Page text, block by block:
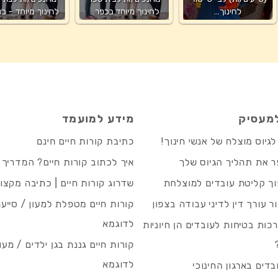
לחינוך מיוחד –
לחינוך מיוחד בכפר…
לחינוך…
מוצלח של אנשי חינוך!
את תהליך הגיוס שלך
קליטת עובדים למוצלחת
עורך דין לדיני עבודה בצפון
בטיחות לעובדים הן חיוניות
בארגון החינוכי
מידע למועמד
כתיבת קורות חיים חינם
איך לכתוב קורות חיים?
שדרוג קורות חיים | כתיבה
קורות חיים מטפלת למעון /
לדוגמא
קורות חיים גננת בגן ילדים /
לדוגמא